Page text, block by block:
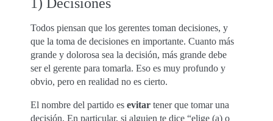
Todos piensan que los gerentes toman decisiones, y
que la toma de decisiones en importante. Cuanto más
grande y dolorosa sea la decisión, más grande debe
ser el gerente para tomarla. Eso es muy profundo y
obvio, pero en realidad no es cierto.
El nombre del partido es evitar tener que tomar una
decisión. En particular, si alguien te dice “elige (a) o